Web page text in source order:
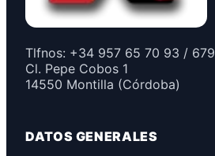
Tlfnos: +34 957 65 70 93 /
Cl. Pepe Cobos 1
14550 Montilla (Córdoba)
DATOS GENERALES